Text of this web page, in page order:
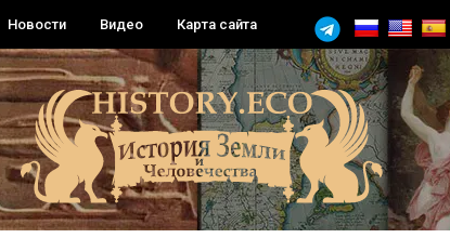
Новости Видео Карта сайта